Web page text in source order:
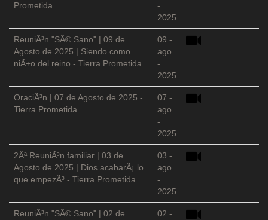
Prometida
-
2025
ReuniÃ³n "SÃ© Sano" | 09 de
Agosto de 2025 | Siendo como
niÃ±o del reino - Tierra Prometida
09 -
ago
-
2025
OraciÃ³n | 07 de Agosto de 2025 -
Tierra Prometida
07 -
ago
-
2025
2Âª ReuniÃ³n familiar | 03 de
Agosto de 2025 | Dios acabarÃ¡ lo
que empezÃ³ - Tierra Prometida
03 -
ago
-
2025
ReuniÃ³n "SÃ© Sano" | 02 de
02 -